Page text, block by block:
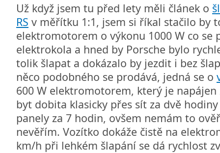
Už když jsem tu před lety měli článek o
RS v měřítku 1:1, jsem si říkal stačilo by
elektromotorem o výkonu 1000 W co se
elektrokola a hned by Porsche bylo
tolik šlapat a dokázalo by jezdit i bez
něco podobného se prodává, jedná se o
600 W elektromotorem, který je
byt dobita klasicky přes sít za dvě
panely za 7 hodin, ovšem nemám to
nevěřím. Vozítko dokáže čistě na
km/h při lehkém šlapání se dá rychlost